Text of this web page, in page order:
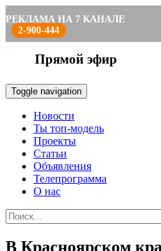
РЕКЛАМА НА 7 КАНАЛЕ
2-900-444
Прямой эфир
Toggle navigation
Новости
Ты топ-модель
Проекты
Статьи
Объявления
Телепрограмма
О нас
В Красноярском